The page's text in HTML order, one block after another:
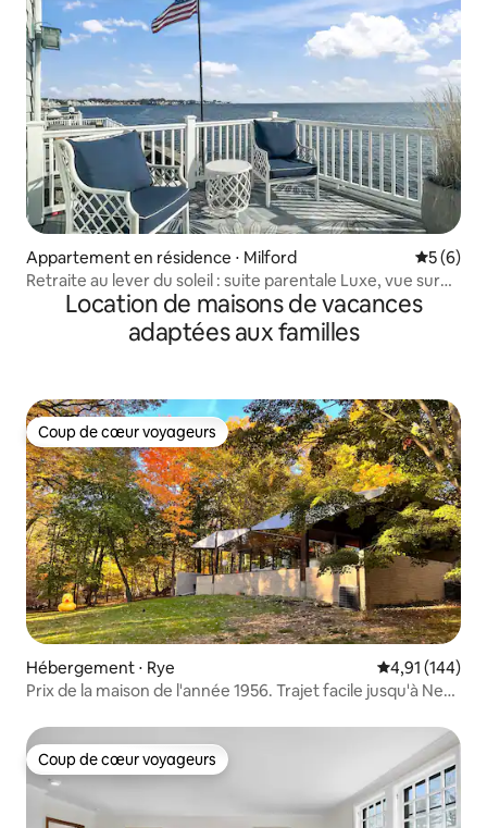
Appartement en résidence ⋅ Milford
5 (6)
Retraite au lever du soleil : suite parentale Luxe, vue sur
l'océan !Location de maisons de vacances
adaptées aux familles
Coup de cœur voyageurs
Coup de cœur voyageurs
Hébergement ⋅ Rye Évaluation
4,91 (144)
Prix de la maison de l'année 1956. Trajet facile jusqu'à New
Coup de cœur voyageurs
Coup de cœur voyageurs